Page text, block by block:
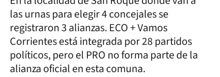
las urnas para elegir 4 concejales se
registraron 3 alianzas. ECO + Vamos
Corrientes está integrada por 28 partidos
políticos, pero el PRO no forma parte de la
alianza oficial en esta comuna.